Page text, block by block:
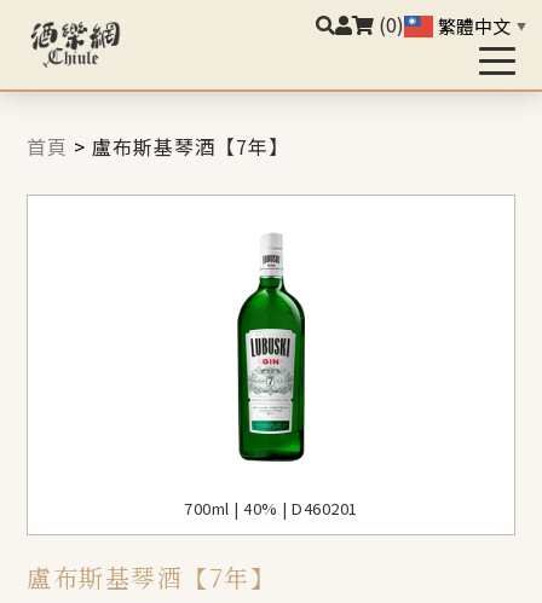
(0) 繁體中文 ▼
首頁 >盧布斯基琴酒【7年】
700ml | 40% | D460201
盧布斯基琴酒【7年】